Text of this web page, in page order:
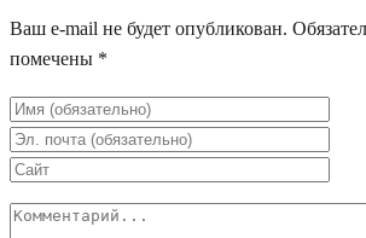
Ваш e-mail не будет опубликован.
помечены *